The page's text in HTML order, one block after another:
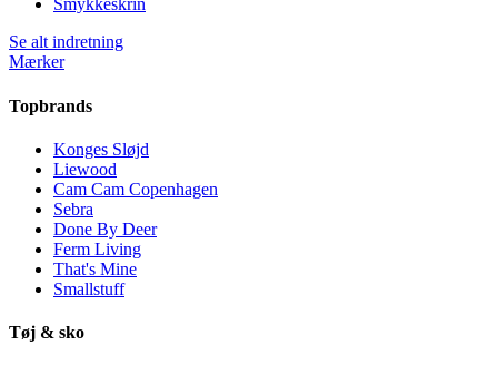
Smykkeskrin
Se alt indretning
Mærker
Topbrands
Konges Sløjd
Liewood
Cam Cam Copenhagen
Sebra
Done By Deer
Ferm Living
That's Mine
Smallstuff
Tøj & sko